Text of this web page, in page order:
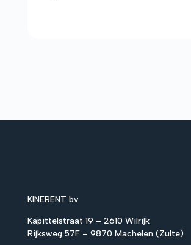
KINERENT bv
Kapittelstraat 19 – 2610 Wilrijk
Rijksweg 57F – 9870 Machelen (Zulte)